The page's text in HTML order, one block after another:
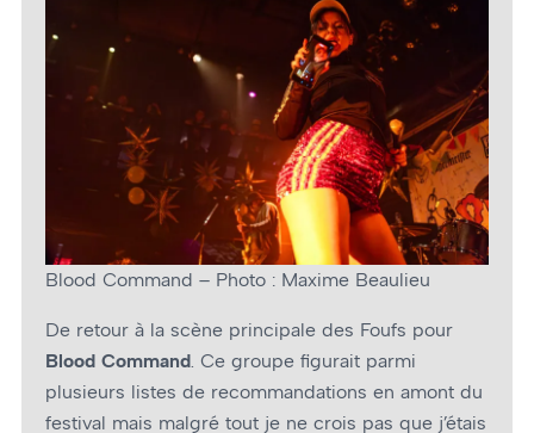
Blood Command – Photo : Maxime Beaulieu
De retour à la scène principale des Foufs pour
Blood Command. Ce groupe figurait parmi
plusieurs listes de recommandations en amont du
festival mais malgré tout je ne crois pas que j’étais